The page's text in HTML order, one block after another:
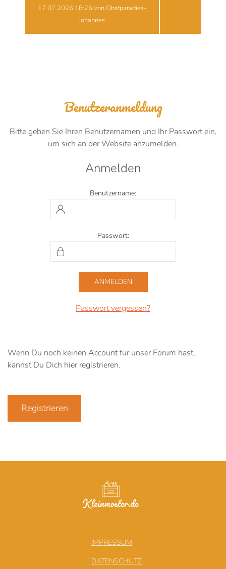
17.07.2026 18:26 von Obstparadies-
Johannes
Benutzeranmeldung
Bitte geben Sie Ihren Benutzernamen und Ihr Passwort ein,
um sich an der Website anzumelden.
Anmelden
Benutzername:
Passwort:
Passwort vergessen?
Wenn Du noch keinen Account für unser Forum hast,
kannst Du Dich hier registrieren.
Registrieren
IMPRESSUM
DATENSCHUTZ